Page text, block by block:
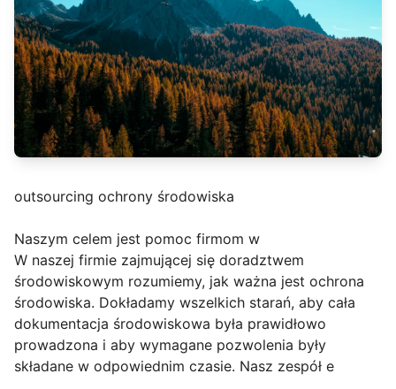
outsourcing ochrony środowiska
Naszym celem jest pomoc firmom w
W naszej firmie zajmującej się doradztwem
środowiskowym rozumiemy, jak ważna jest ochrona
środowiska. Dokładamy wszelkich starań, aby cała
dokumentacja środowiskowa była prawidłowo
prowadzona i aby wymagane pozwolenia były
składane w odpowiednim czasie. Nasz zespół e